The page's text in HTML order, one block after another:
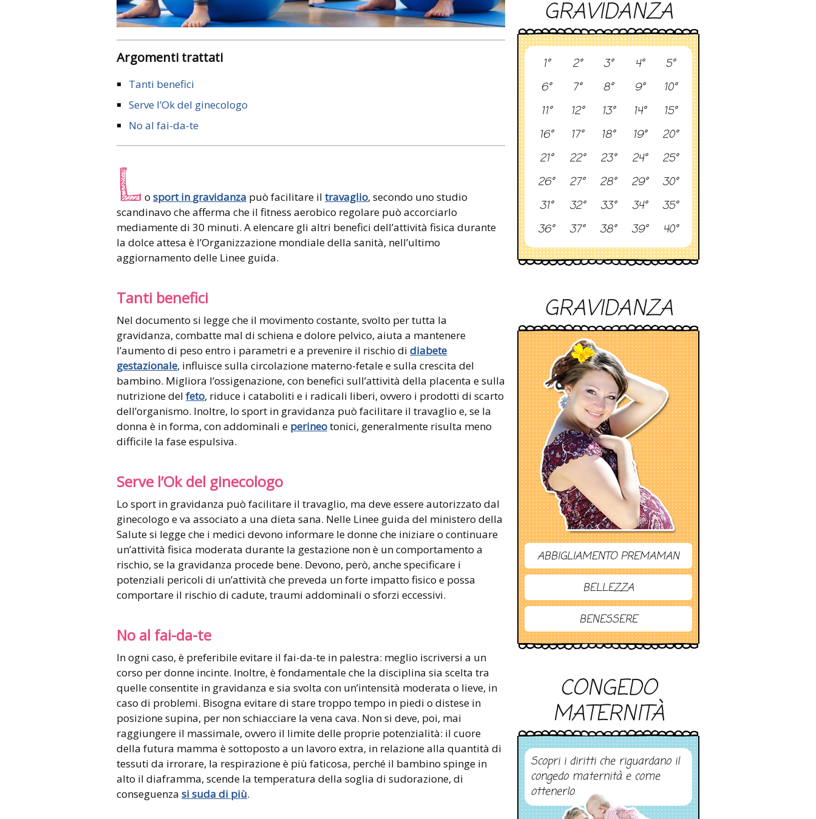
Argomenti trattati
Tanti benefici
Serve l’Ok del ginecologo
No al fai-da-te
L o sport in gravidanza può facilitare il travaglio, secondo uno studio
scandinavo che afferma che il fitness aerobico regolare può accorciarlo
mediamente di 30 minuti. A elencare gli altri benefici dell’attività fisica durante
la dolce attesa è l’Organizzazione mondiale della sanità, nell’ultimo
aggiornamento delle Linee guida.
Tanti benefici
Nel documento si legge che il movimento costante, svolto per tutta la
gravidanza, combatte mal di schiena e dolore pelvico, aiuta a mantenere
l’aumento di peso entro i parametri e a prevenire il rischio di diabete
gestazionale, influisce sulla circolazione materno-fetale e sulla crescita del
bambino. Migliora l’ossigenazione, con benefici sull’attività della placenta e sulla
nutrizione del feto, riduce i cataboliti e i radicali liberi, ovvero i prodotti di scarto
dell’organismo. Inoltre, lo sport in gravidanza può facilitare il travaglio e, se la
donna è in forma, con addominali e perineotonici, generalmente risulta meno
difficile la fase espulsiva.
Serve l’Ok del ginecologo
Lo sport in gravidanza può facilitare il travaglio, ma deve essere autorizzato dal
ginecologo e va associato a una dieta sana. Nelle Linee guida del ministero della
Salute si legge che i medici devono informare le donne che iniziare o continuare
un’attività fisica moderata durante la gestazione non è un comportamento a
rischio, se la gravidanza procede bene. Devono, però, anche specificare i
potenziali pericoli di un’attività che preveda un forte impatto fisico e possa
comportare il rischio di cadute, traumi addominali o sforzi eccessivi.
No al fai-da-te
In ogni caso, è preferibile evitare il fai-da-te in palestra: meglio iscriversi a un
corso per donne incinte. Inoltre, è fondamentale che la disciplina sia scelta tra
quelle consentite in gravidanza e sia svolta con un’intensità moderata o lieve, in
caso di problemi. Bisogna evitare di stare troppo tempo in piedi o distese in
posizione supina, per non schiacciare la vena cava. Non si deve, poi, mai
raggiungere il massimale, ovvero il limite delle proprie potenzialità: il cuore
della futura mamma è sottoposto a un lavoro extra, in relazione alla quantità di
tessuti da irrorare, la respirazione è più faticosa, perché il bambino spinge in
alto il diaframma, scende la temperatura della soglia di sudorazione, di
conseguenza si suda di più.
GRAVIDANZA
1° 2° 3° 4°
5°
6°
7° 8° 9°
10°
11°
12° 13° 14°
15°
16°
17° 18° 19°
20°
21°
22° 23° 24°
25°
26°
27° 28° 29°
30°
31°
32° 33° 34°
35°
36°
37° 38° 39° 40°
GRAVIDANZA
ABBIGLIAMENTO PREMAMAN
BELLEZZA
BENESSERE
CONGEDO
MATERNITÀ
Scopri i diritti che riguardano il
congedo maternità e come
ottenerlo